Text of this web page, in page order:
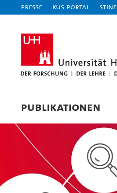
Presse KUS-Portal STiNE
PUBLIKATIONEN